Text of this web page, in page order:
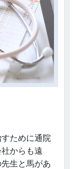
ために通院
からも遠
生と馬があ